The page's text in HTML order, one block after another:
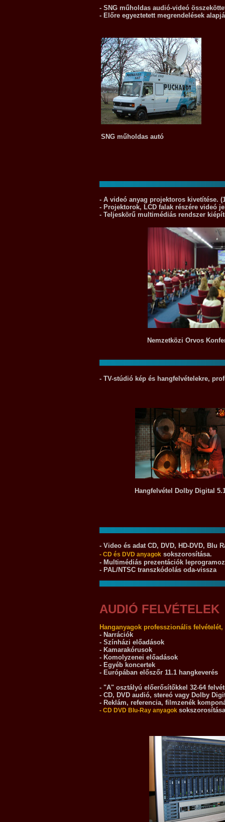
- SNG műholdas audió-videó
- Előre egyeztetett megrendelések
SNG műholdas autó
- A videó anyag projektoros kivetítése. (
- Projektorok, LCD falak részére videó
- Teljeskörű multimédiás rendszer
Nemzetközi Orvos
- TV-stúdió kép és hangfelvételekre,
Hangfelvétel Dolby Digital
- Video és adat CD, DVD, HD-DVD, Blu
- CD és DVD anyagok sokszorosítása.
- Multimédiás prezentációk
- PAL/NTSC transzkódolás oda-vissza
AUDIÓ FELVÉTELEK
Hanganyagok professzionális
- Narrációk
- Színházi előadások
- Kamarakórusok
- Komolyzenei előadások
- Egyéb koncertek
- Európában előszőr 11.1 hangkeverés
- "A" osztályú előerősítőkkel 32-64
- CD, DVD audió, stereó vagy Dolby
- Reklám, referencia, filmzenék
- CD DVD Blu-Ray anyagok sokszorosítása